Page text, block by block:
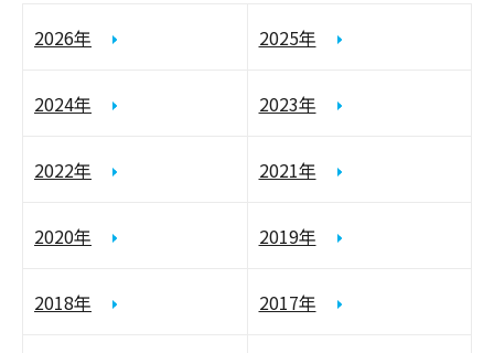
2026年 2025年
2024年 2023年
2022年 2021年
2020年 2019年
2018年 2017年